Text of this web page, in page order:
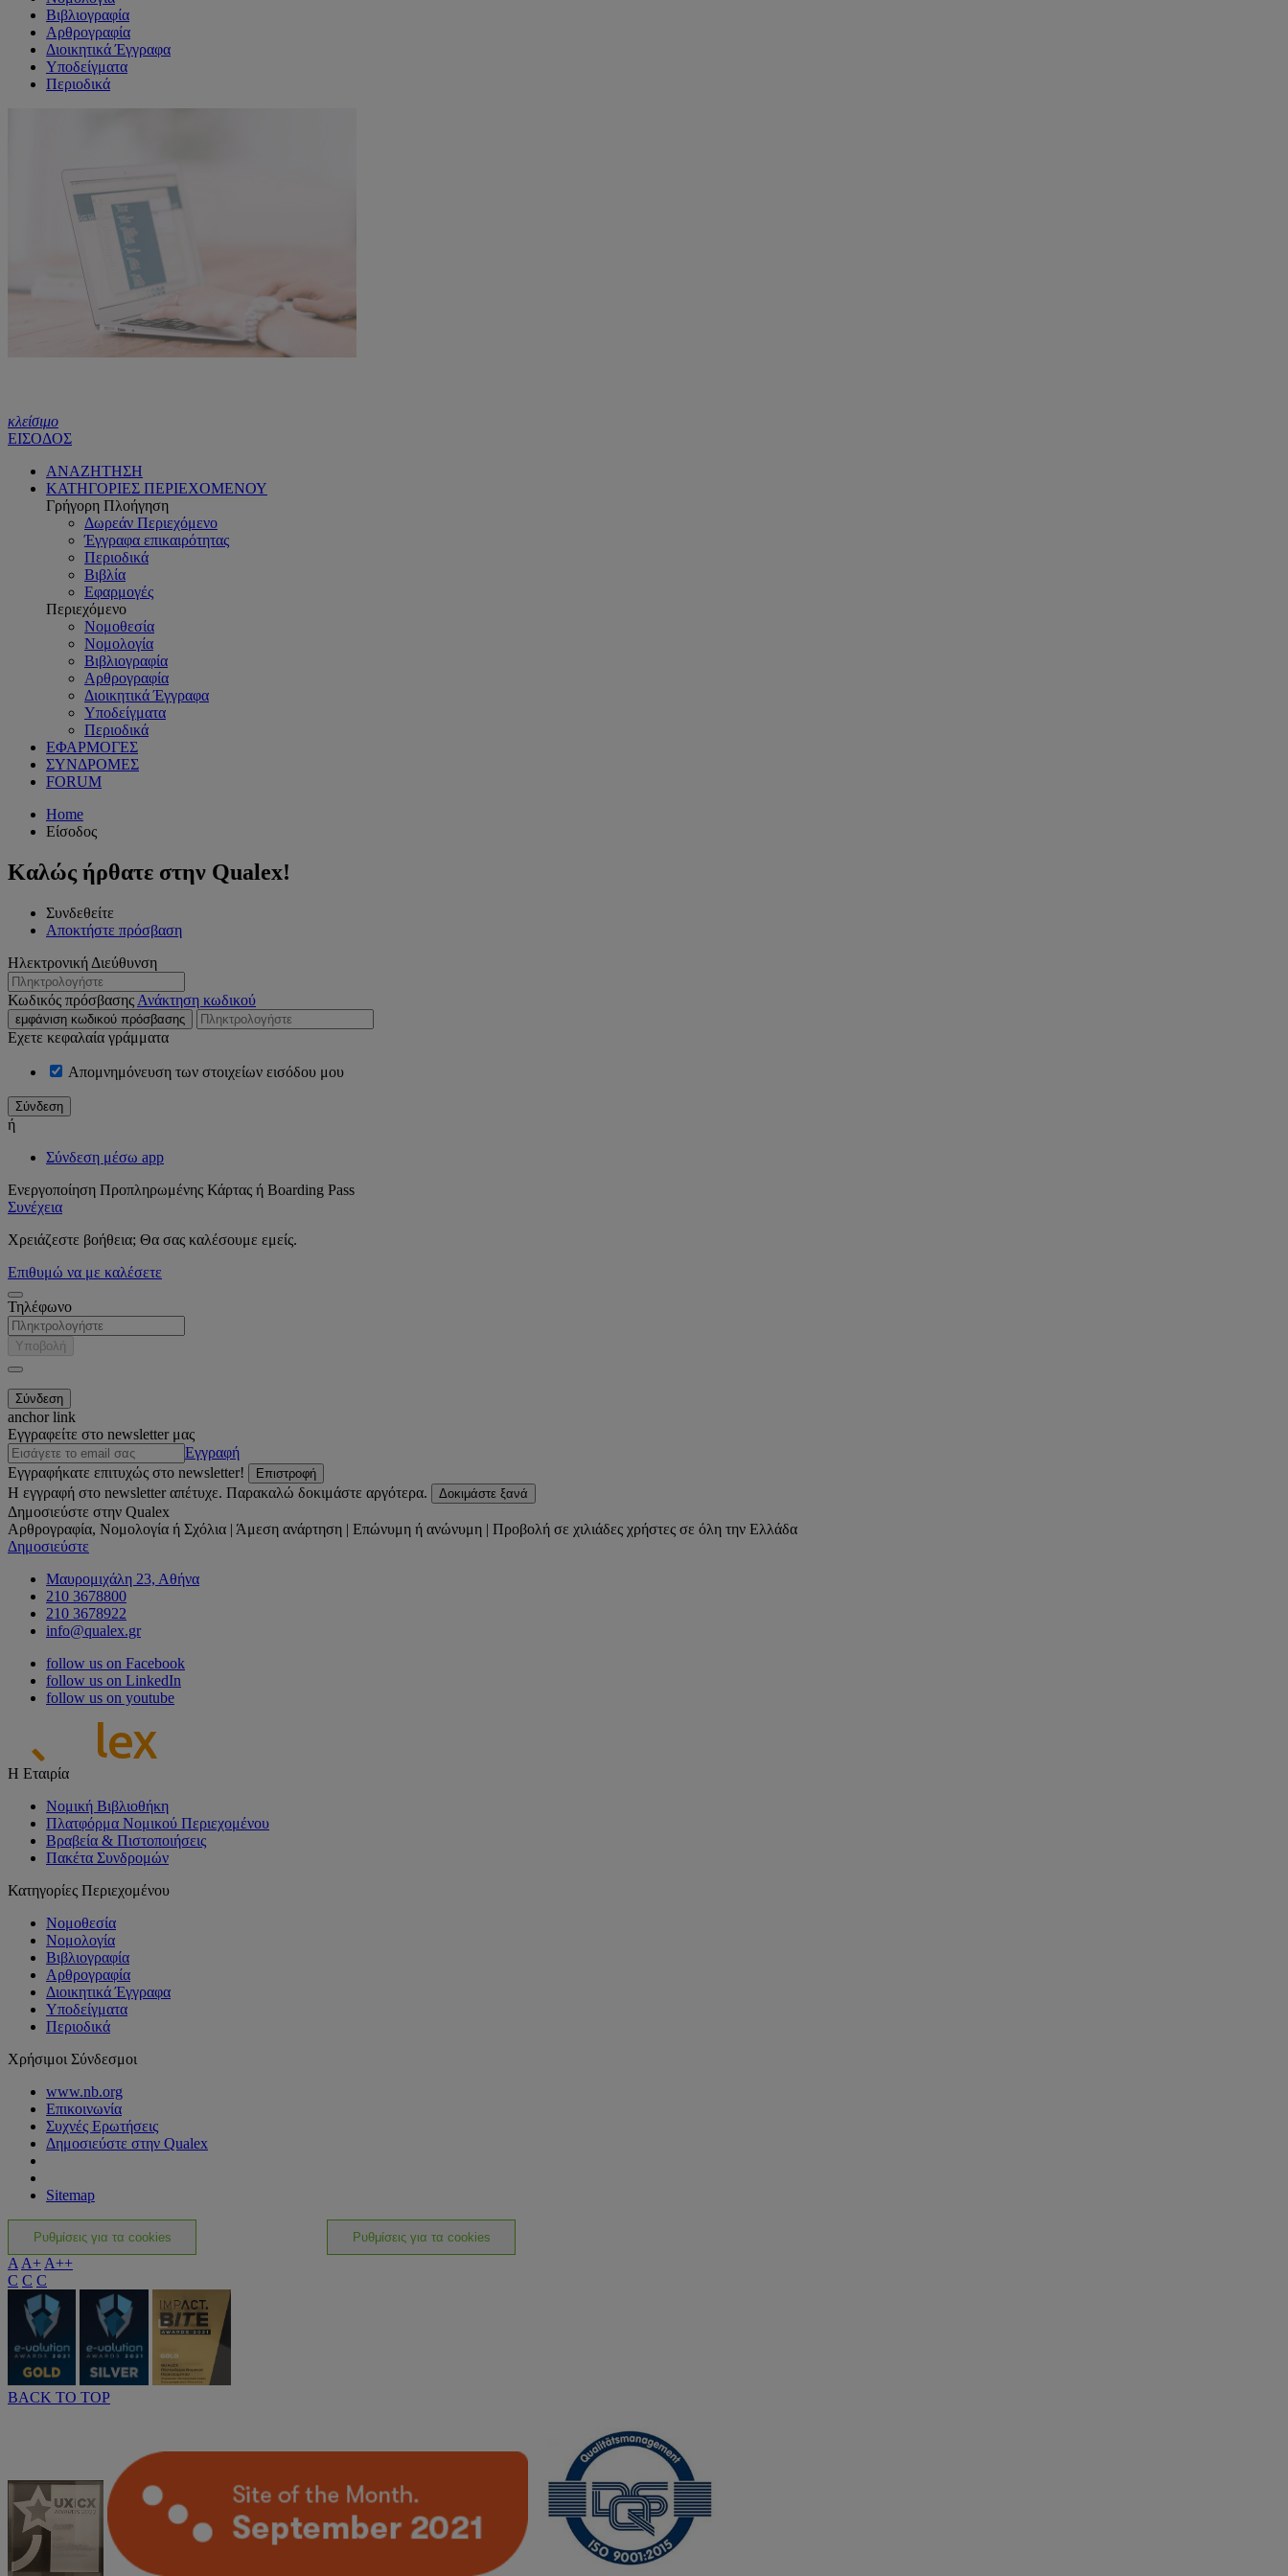
Βιβλιογραφία
Αρθρογραφία
Διοικητικά Έγγραφα
Υποδείγματα
Περιοδικά
κλείσιμο
ΕΙΣΟΔΟΣ
ΑΝΑΖΗΤΗΣΗ
ΚΑΤΗΓΟΡΙΕΣ ΠΕΡΙΕΧΟΜΕΝΟΥ
Γρήγορη Πλοήγηση
Δωρεάν Περιεχόμενο
Έγγραφα επικαιρότητας
Περιοδικά
Βιβλία
Εφαρμογές
Περιεχόμενο
Νομοθεσία
Νομολογία
Βιβλιογραφία
Αρθρογραφία
Διοικητικά Έγγραφα
Υποδείγματα
Περιοδικά
ΕΦΑΡΜΟΓΕΣ
ΣΥΝΔΡΟΜΕΣ
FORUM
Home
Είσοδος
Καλώς ήρθατε στην Qualex!
Συνδεθείτε
Αποκτήστε πρόσβαση
Ηλεκτρονική Διεύθυνση
Κωδικός πρόσβασης Ανάκτηση κωδικού
εμφάνιση κωδικού πρόσβασης
Εχετε κεφαλαία γράμματα
Απομνημόνευση των στοιχείων εισόδου μου
ή
Σύνδεση μέσω app
Ενεργοποίηση Προπληρωμένης Κάρτας ή Boarding Pass
Συνέχεια
Χρειάζεστε βοήθεια; Θα σας καλέσουμε εμείς.
Επιθυμώ να με καλέσετε
Τηλέφωνο
Υποβολή
anchor link
Εγγραφείτε στο newsletter μας
Εγγραφή
Εγγραφήκατε επιτυχώς στο newsletter!
Επιστροφή
Η εγγραφή στο newsletter απέτυχε. Παρακαλώ δοκιμάστε αργότερα. Δοκιμάστε ξανά
Δημοσιεύστε στην Qualex
Αρθρογραφία, Νομολογία ή Σχόλια | Άμεση ανάρτηση | Επώνυμη ή ανώνυμη | Προβολή σε χιλιάδες χρήστες σε όλη την Ελλάδα
Δημοσιεύστε
Μαυρομιχάλη 23, Αθήνα
210 3678800
210 3678922
info@qualex.gr
follow us on Facebook
follow us on LinkedIn
follow us on youtube
Η Εταιρία
Νομική Βιβλιοθήκη
Πλατφόρμα Νομικού Περιεχομένου
Βραβεία & Πιστοποιήσεις
Πακέτα Συνδρομών
Κατηγορίες Περιεχομένου
Νομοθεσία
Νομολογία
Βιβλιογραφία
Αρθρογραφία
Διοικητικά Έγγραφα
Υποδείγματα
Περιοδικά
Χρήσιμοι Σύνδεσμοι
www.nb.org
Επικοινωνία
Συχνές Ερωτήσεις
Δημοσιεύστε στην Qualex
Sitemap
Ρυθμίσεις για τα cookies Ρυθμίσεις για τα cookies
A A+ A++
C C C
BACK TO TOP